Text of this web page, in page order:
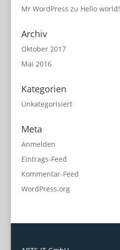
Mr WordPress zu Hello world!
Archiv
Oktober 2017
Mai 2016
Kategorien
Unkategorisiert
Meta
Anmelden
Eintrags-Feed
Kommentar-Feed
WordPress.org